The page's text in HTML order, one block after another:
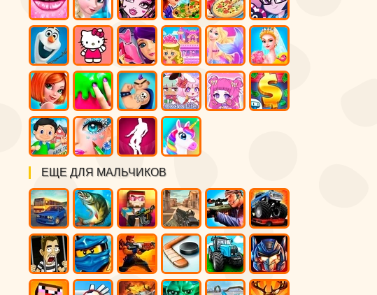
ЕЩЕ ДЛЯ МАЛЬЧИКОВ